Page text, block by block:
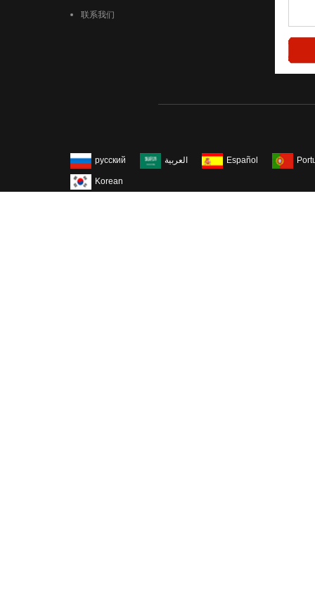
联系我们
русский العربية Español
Korean